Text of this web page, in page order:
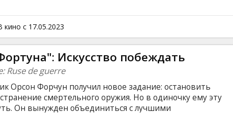
от Лос-Анджелеса до Рима, от Бразилии до
до Антарктиды. Новые союзники, старые враги,
и адреналин — это будет Fast X! Фильм на английском
на латышском и русском языках.
кино с 17.05.2023
Искусство побеждать
Ruse de guerre
Орсон Форчун получил новое задание: остановить
смертельного оружия. Но в одиночку ему эту
Он вынужден объединиться с лучшими